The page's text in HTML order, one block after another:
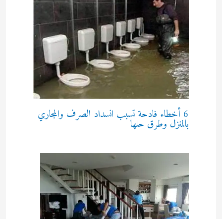
6 أخطاء فادحة تسبب انسداد الصرف والمجاري
بالمنزل وطرق حلها